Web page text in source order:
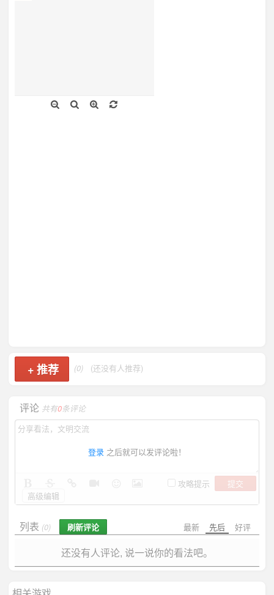
+推荐 (0) (还没有人推荐)
评论 共有0条评论
登录 之后就可以发评论啦！
攻略提示
提交
高级编辑
最新 先后 好评
列表 (0) 刷新评论
还没有人评论, 说一说你的看法吧。